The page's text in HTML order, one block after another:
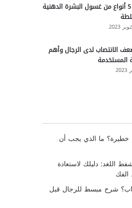
أفضل 5 أنواع من غسول البشرة الدهنية
الانتصاب لدى الرجال وأهم
المستخدمة
خطيرة؟ ما الذي يجب أن
اللغد: دليلك لاستعادة
شرح مبسط للرجال قبل